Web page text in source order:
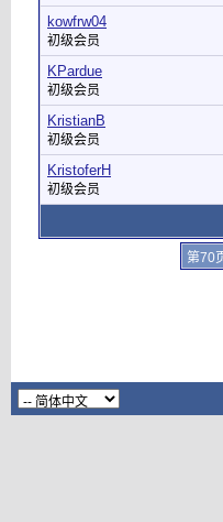
kowfrw04
初级会员
KPardue
初级会员
KristianB
初级会员
KristoferH
初级会员
第70